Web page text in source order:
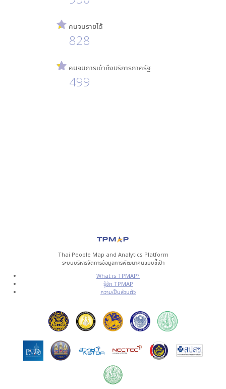
คนจนรายได้
828
คนจนการเข้าถึงบริการภาครัฐ
499
Thai People Map and Analytics Platform
ระบบบริหารจัดการข้อมูลการพัฒนาคนแบบชี้เป้า
What is TPMAP?
รู้จัก TPMAP
ความเป็นส่วนตัว